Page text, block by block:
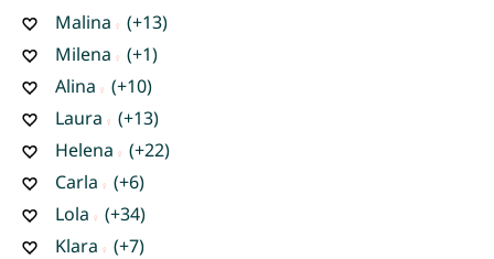
Malina
(+13)
Milena
(+1)
Alina
(+10)
Laura
(+13)
Helena
(+22)
Carla
(+6)
Lola
(+34)
Klara
(+7)